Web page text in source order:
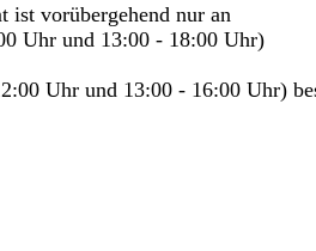
ist vorübergehend nur an
Uhr und 13:00 - 18:00 Uhr)
Uhr und 13:00 - 16:00 Uhr)